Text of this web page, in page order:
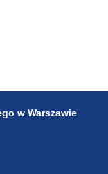
w Warszawie